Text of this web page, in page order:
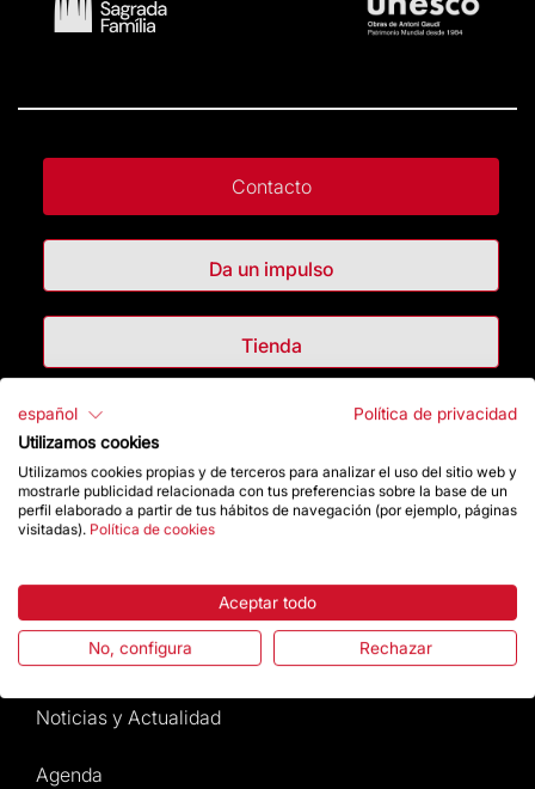
Contacto
Da un impulso
Tienda
Destacados
La Fundación
Normativa y condiciones de compra
Noticias y Actualidad
Agenda
español
Política de privacidad
Utilizamos cookies
Utilizamos cookies propias y de terceros para analizar el uso del sitio web y
mostrarle publicidad relacionada con tus preferencias sobre la base de un
perfil elaborado a partir de tus hábitos de navegación (por ejemplo, páginas
visitadas). Política de cookies
Aceptar todo
No, configura Rechazar